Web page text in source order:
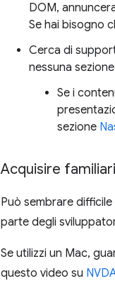
DOM,
Se hai bisogno
Cerca di
nessuna
Se i
sezione
Acquisire
Può sembrare
parte degli
Se utilizzi un Mac,
questo video su